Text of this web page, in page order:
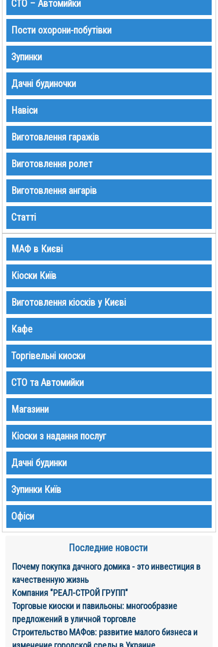
СТО – Автомийки
Пости охорони-побутівки
Зупинки
Дачні будиночки
Навіси
Виготовлення гаражів
Виготовлення ролет
Виготовлення ангарів
Статті
МАФ в Києві
Кіоски Київ
Виготовлення кіосків у Києві
Кафе
Торгівельні киоски
СТО та Автомийки
Магазини
Кіоски з надання послуг
Дачні будинки
Зупинки Київ
Офіси
Последние новости
Почему покупка дачного домика - это инвестиция в
качественную жизнь
Компания "РЕАЛ-СТРОЙ ГРУПП"
Торговые киоски и павильоны: многообразие
предложений в уличной торговле
Строительство МАФов: развитие малого бизнеса и